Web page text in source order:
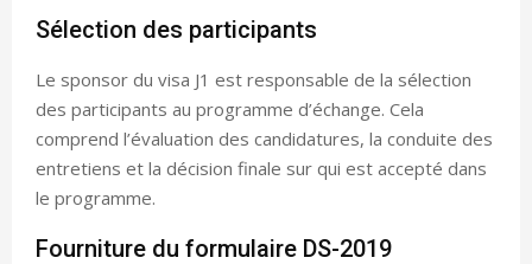
Sélection des participants
Le sponsor du visa J1 est responsable de la sélection
des participants au programme d’échange. Cela
comprend l’évaluation des candidatures, la conduite des
entretiens et la décision finale sur qui est accepté dans
le programme.
Fourniture du formulaire DS-2019